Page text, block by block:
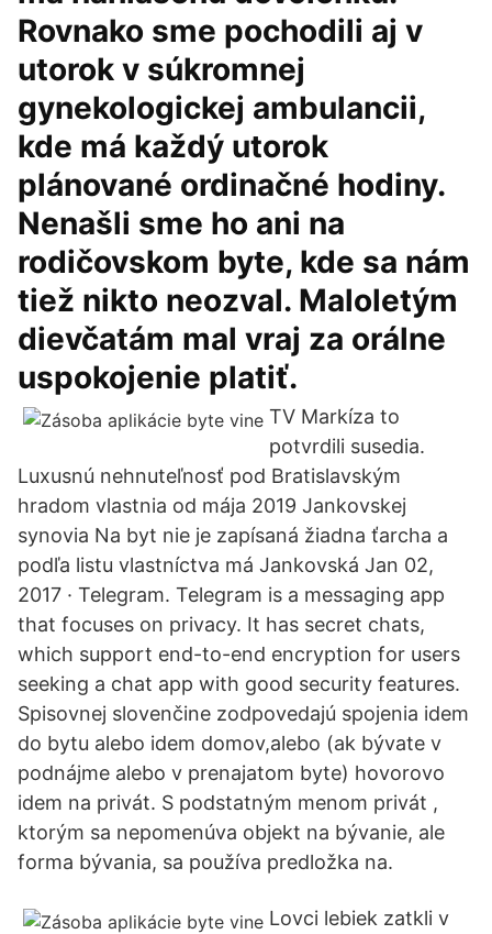
Rovnako sme pochodili aj v
utorok v súkromnej
gynekologickej ambulancii,
kde má každý utorok
plánované ordinačné hodiny.
Nenašli sme ho ani na
rodičovskom byte, kde sa nám
tiež nikto neozval. Maloletým
dievčatám mal vraj za orálne
uspokojenie platiť.
TV Markíza to
potvrdili susedia.
Luxusnú nehnuteľnosť pod Bratislavským
hradom vlastnia od mája 2019 Jankovskej
synovia Na byt nie je zapísaná žiadna ťarcha a
podľa listu vlastníctva má Jankovská Jan 02,
2017 · Telegram. Telegram is a messaging app
that focuses on privacy. It has secret chats,
which support end-to-end encryption for users
seeking a chat app with good security features.
Spisovnej slovenčine zodpovedajú spojenia idem
do bytu alebo idem domov,alebo (ak bývate v
podnájme alebo v prenajatom byte) hovorovo
idem na privát. S podstatným menom privát ,
ktorým sa nepomenúva objekt na bývanie, ale
forma bývania, sa používa predložka na.
Lovci lebiek zatkli v